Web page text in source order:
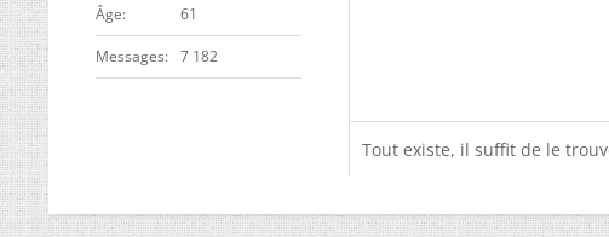
ge 61
Messages 7 182
Tout existe, il suffit de le